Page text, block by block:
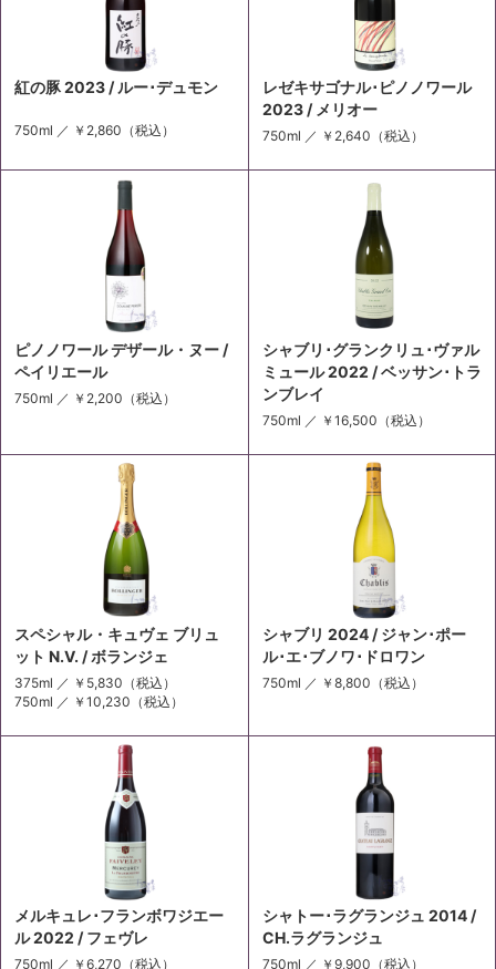
紅の豚 2023 / ルー･デュモン
750ml ／ ￥2,860 （税込）
レゼキサゴナル･ピノノワール
2023 / メリオー
750ml ／ ￥2,640 （税込）
ピノノワール デザール・ヌー /
ペイリエール
750ml ／ ￥2,200 （税込）
シャブリ･グランクリュ･ヴァル
ミュール 2022 / ベッサン･トラ
ンブレイ
750ml ／ ￥16,500 （税込）
スペシャル・キュヴェ ブリュ
ット N.V. / ボランジェ
375ml ／ ￥5,830 （税込）
750ml ／ ￥10,230 （税込）
シャブリ 2024 / ジャン･ポー
ル･エ･ブノワ･ドロワン
750ml ／ ￥8,800 （税込）
メルキュレ･フランボワジエー
ル 2022 / フェヴレ
750ml ／ ￥6,270 （税込）
シャトー･ラグランジュ 2014 /
CH.ラグランジュ
750ml ／ ￥9,900 （税込）